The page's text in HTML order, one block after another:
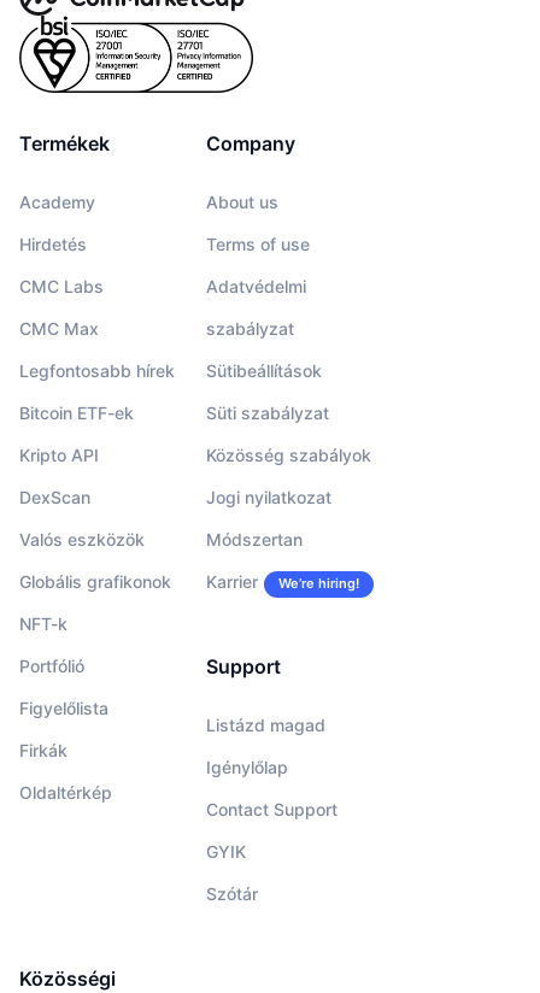
Termékek
Academy
Hirdetés
CMC Labs
CMC Max
Legfontosabb hírek
Bitcoin ETF-ek
Kripto API
DexScan
Valós eszközök
Globális grafikonok
NFT-k
Portfólió
Figyelőlista
Firkák
Oldaltérkép
Company
About us
Terms of use
Adatvédelmi
szabályzat
Sütibeállítások
Süti szabályzat
Közösség szabályok
Jogi nyilatkozat
Módszertan
Karrier We’re hiring!
Support
Listázd magad
Igénylőlap
Contact Support
GYIK
Szótár
Közösségi